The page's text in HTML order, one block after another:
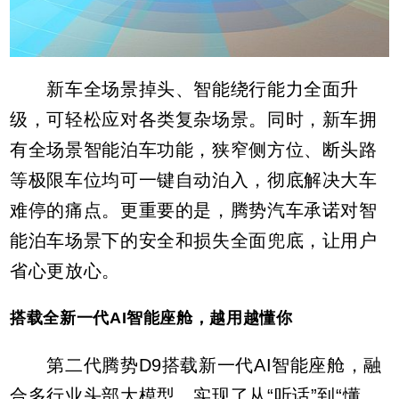
新车全场景掉头、智能绕行能力全面升
级，可轻松应对各类复杂场景。同时，新车拥
有全场景智能泊车功能，狭窄侧方位、断头路
等极限车位均可一键自动泊入，彻底解决大车
难停的痛点。更重要的是，腾势汽车承诺对智
能泊车场景下的安全和损失全面兜底，让用户
省心更放心。
搭载全新一代AI智能座舱，越用越懂你
第二代腾势D9搭载新一代AI智能座舱，融